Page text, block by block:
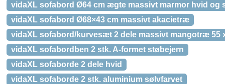
vidaXL sofabord Ø64 cm ægte massivt marmor hvid og
vidaXL sofabord Ø68×43 cm massivt akacietræ
vidaXL sofabord/kurvesæt 2 dele massivt mangotræ 55
vidaXL sofabordben 2 stk. A-formet støbejern
vidaXL sofaborde 2 dele hvid
vidaXL sofaborde 2 stk. aluminium sølvfarvet